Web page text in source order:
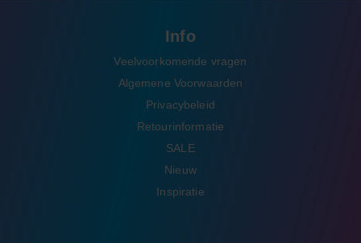
Info
Veelvoorkomende vragen
Algemene Voorwaarden
Privacybeleid
Retourinformatie
SALE
Nieuw
Inspiratie